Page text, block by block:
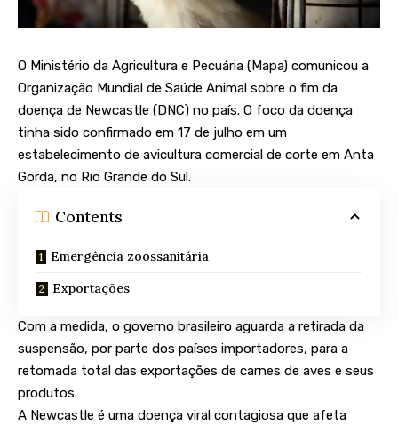
O Ministério da Agricultura e Pecuária (Mapa) comunicou a
Organização Mundial de Saúde Animal sobre o fim da
doença de Newcastle (DNC) no país. O foco da doença
tinha sido confirmado em 17 de julho em um
estabelecimento de avicultura comercial de corte em Anta
Gorda, no Rio Grande do Sul.
Contents
Emergência zoossanitária
Exportações
Com a medida, o governo brasileiro aguarda a retirada da
suspensão, por parte dos países importadores, para a
retomada total das exportações de carnes de aves e seus
produtos.
A Newcastle é uma doença viral contagiosa que afeta